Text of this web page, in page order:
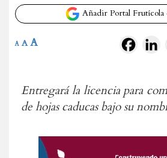
Añadir Portal Frutícola
A A A
Entregará la licencia para
de hojas caducas bajo su